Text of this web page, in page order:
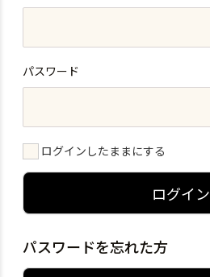
パスワード
ログインしたままにする
ログイン
パスワードを忘れた方